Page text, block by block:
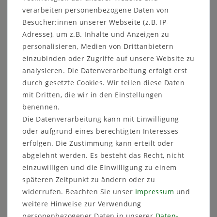
Herbstblühende Alraune seltene winterharte Art
10 Samen
Das berühmte Henxenkraut !!!
Herbstblühende Alraune
Lat.: Mandragora officinarum var.
autumnalis
Heimat: Südeuropa
Familie: Solanaceae
(Nachtschattengewächse)
Die Herbstblühende Alraune mit ihren purpurnen
Blüten ist eine wesentlich leichter zu ziehende
Unterart der M. officinarum, mit den gleichen
Eigenschaften. Sie bevorzugt einen sonnigen
geschützten Standort und nährstoffreiche Böden
und kann jahrelang am selben Platz stehen
bleiben, sie ist winterhart. Im Mittelalter besaß
die Alraune einen sagenumwobenen Ruf, was
nicht nur mit ihrer Giftigkeit, sondern auch mit
der menschenähnlichen Gestalt der Wurzel
verarbeiten personenbezogene Daten von
Besucher:innen unserer Webseite (z.B. IP-
Adresse), um z.B. Inhalte und Anzeigen zu
personalisieren, Medien von Drittanbietern
einzubinden oder Zugriffe auf unsere Website zu
analysieren. Die Datenverarbeitung erfolgt erst
durch gesetzte Cookies. Wir teilen diese Daten
mit Dritten, die wir in den Einstellungen
benennen.
Die Datenverarbeitung kann mit Einwilligung
oder aufgrund eines berechtigten Interesses
erfolgen. Die Zustimmung kann erteilt oder
abgelehnt werden. Es besteht das Recht, nicht
einzuwilligen und die Einwilligung zu einem
späteren Zeitpunkt zu ändern oder zu
widerrufen. Beachten Sie unser Impressum und
weitere Hinweise zur Verwendung